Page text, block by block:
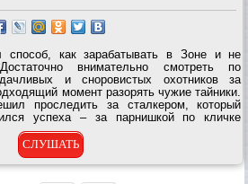
способ, как зарабатывать в Зоне и не
внимательно смотреть по
и сноровистых охотников за
момент разорять чужие тайники.
проследить за сталкером, который
успеха – за парнишкой по кличке
фартовых охотников – рискованное
кто...
СЛУШАТЬ